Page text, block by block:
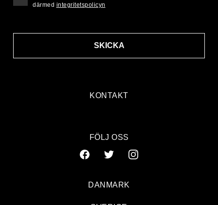
KONTAKT
SKICKA
därmed integritetspolicyn
FÖLJ OSS
DANMARK